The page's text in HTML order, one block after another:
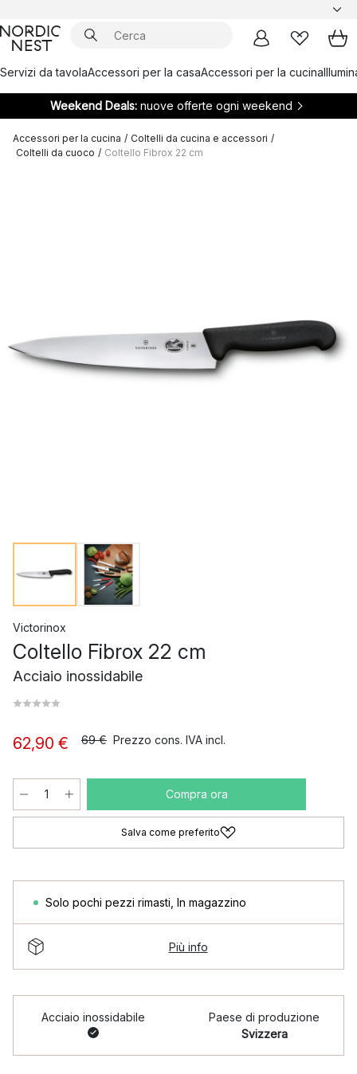
Servizi da tavolaAccessori per la casaAccessori per la cucina
Weekend Deals: nuove offerte ogni weekend
Accessori per la cucina / Coltelli da cucina e accessori /
Coltelli da cuoco / Coltello Fibrox 22 cm
Victorinox
Coltello Fibrox 22 cm
Acciaio inossidabile
62,90 € 69 € Prezzo cons. IVA incl.
Compra ora
Salva come preferito
Solo pochi pezzi rimasti In magazzino
Più info
Acciaio inossidabile
Paese di produzione
Svizzera